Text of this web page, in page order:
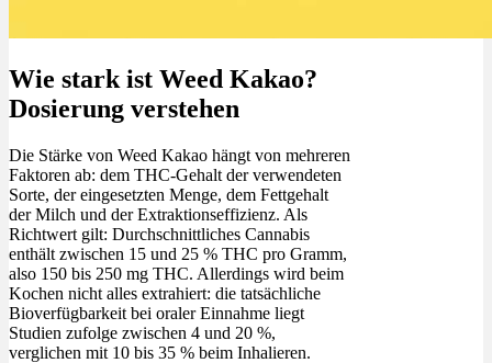
Wie stark ist Weed Kakao?
Dosierung verstehen
Die Stärke von Weed Kakao hängt von mehreren
Faktoren ab: dem THC-Gehalt der verwendeten
Sorte, der eingesetzten Menge, dem Fettgehalt
der Milch und der Extraktionseffizienz. Als
Richtwert gilt: Durchschnittliches Cannabis
enthält zwischen 15 und 25 % THC pro Gramm,
also 150 bis 250 mg THC. Allerdings wird beim
Kochen nicht alles extrahiert: die tatsächliche
Bioverfügbarkeit bei oraler Einnahme liegt
Studien zufolge zwischen 4 und 20 %,
verglichen mit 10 bis 35 % beim Inhalieren.